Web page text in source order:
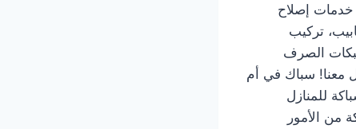
خدمات إصلاح
تركيب
الصرف
معنا! سباك في أم
للمنازل
من الأمور